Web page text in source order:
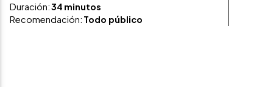
Duración:34 minutos
Recomendación: Todo público